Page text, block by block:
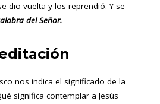
dio vuelta y los reprendió. Y se
del Señor.
nos indica el significado de la
significa contemplar a Jesús